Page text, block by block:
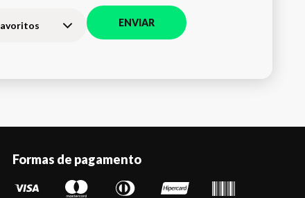
ENVIAR
Formas de pagamento